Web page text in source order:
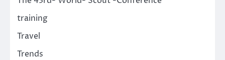
training
Travel
Trends